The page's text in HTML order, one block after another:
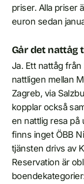
priser. Alla priser
euron sedan
Går det nattåg
Ja. Ett nattåg
nattligen mellan
Zagreb, via
kopplar också
en nattlig resa på
finns inget ÖBB
tjänsten drivs av
Reservation är